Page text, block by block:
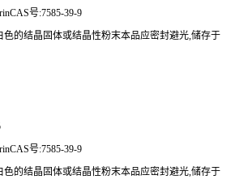
号:7585-39-9
色的结晶固体或结晶性粉末本品应密封避光,储存于
号:7585-39-9
色的结晶固体或结晶性粉末本品应密封避光,储存于